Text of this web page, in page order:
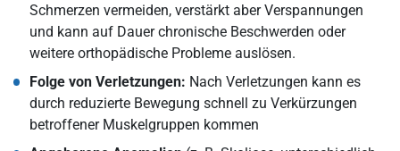
Schmerzen vermeiden, verstärkt aber Verspannungen
und kann auf Dauer chronische Beschwerden oder
weitere orthopädische Probleme auslösen.
Folge von Verletzungen: Nach Verletzungen kann es
durch reduzierte Bewegung schnell zu Verkürzungen
betroffener Muskelgruppen kommen